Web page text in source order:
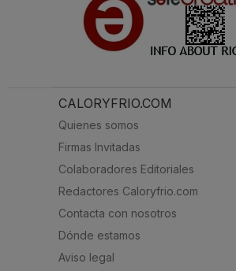
CALORYFRIO.COM
Quienes somos
Firmas Invitadas
Colaboradores Editoriales
Redactores Caloryfrio.com
Contacta con nosotros
Dónde estamos
Aviso legal